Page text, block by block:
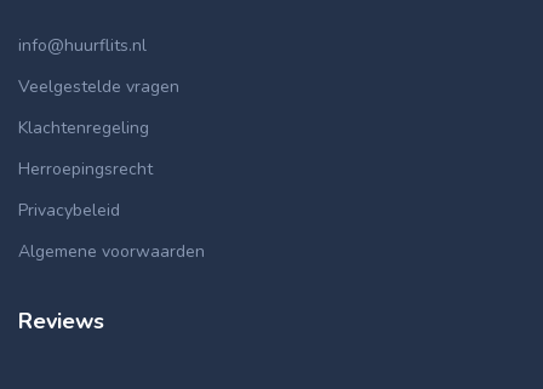
info@huurflits.nl
Veelgestelde vragen
Klachtenregeling
Herroepingsrecht
Privacybeleid
Algemene voorwaarden
Reviews